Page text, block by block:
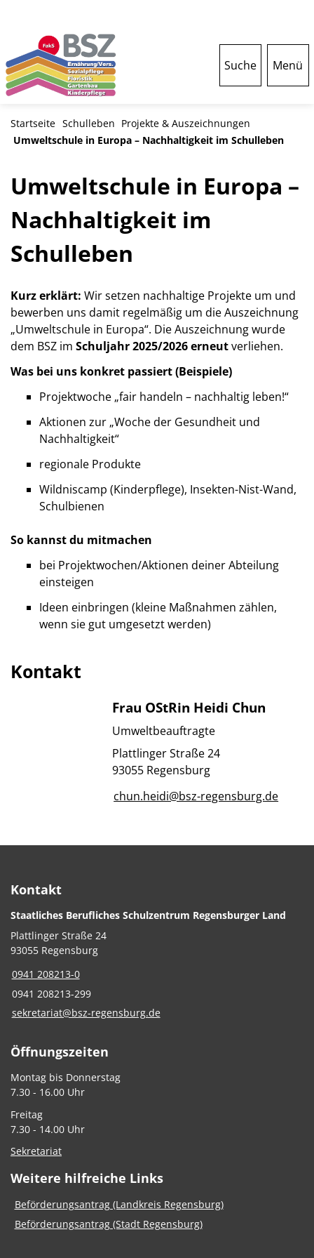
Suche Menü
Startseite Schulleben Projekte & Auszeichnungen
Umweltschule in Europa – Nachhaltigkeit im Schulleben
Umweltschule in Europa –
Nachhaltigkeit im
Schulleben
Kurz erklärt: Wir setzen nachhaltige Projekte um und
bewerben uns damit regelmäßig um die Auszeichnung
„Umweltschule in Europa“. Die Auszeichnung wurde
dem BSZ im Schuljahr 2025/2026 erneutverliehen.
Was bei uns konkret passiert (Beispiele)
Projektwoche „fair handeln – nachhaltig leben!“
Aktionen zur „Woche der Gesundheit und
Nachhaltigkeit“
regionale Produkte
Wildniscamp (Kinderpflege), Insekten-Nist-Wand,
Schulbienen
So kannst du mitmachen
bei Projektwochen/Aktionen deiner Abteilung
einsteigen
Ideen einbringen (kleine Maßnahmen zählen,
wenn sie gut umgesetzt werden)
Kontakt
Frau OStRin Heidi Chun
Umweltbeauftragte
Plattlinger Straße 24
93055 Regensburg
chun.heidi@bsz-regensburg.de
Kontakt
Staatliches Berufliches Schulzentrum Regensburger Land
Plattlinger Straße 24
93055 Regensburg
0941 208213-0
0941 208213-299
sekretariat@bsz-regensburg.de
Öffnungszeiten
Montag bis Donnerstag
7.30 - 16.00 Uhr
Freitag
7.30 - 14.00 Uhr
Sekretariat
Weitere hilfreiche Links
Beförderungsantrag (Landkreis Regensburg)
Beförderungsantrag (Stadt Regensburg)